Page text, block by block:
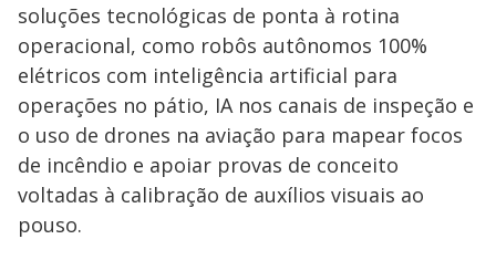
soluções tecnológicas de ponta à rotina
operacional, como robôs autônomos 100%
elétricos com inteligência artificial para
operações no pátio, IA nos canais de inspeção e
o uso de drones na aviação para mapear focos
de incêndio e apoiar provas de conceito
voltadas à calibração de auxílios visuais ao
pouso.